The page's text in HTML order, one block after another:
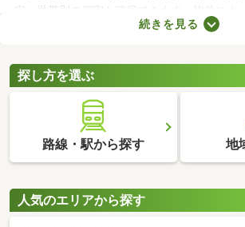
室、世帯別の個室を確保できます。物件によ
所が異なるので、内見前に間取りをチェック
します。
続きを見る
探し方を選ぶ
路線・駅から探す 地
人気のエリアから探す